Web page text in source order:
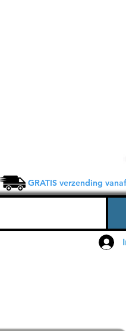
verzending vanaf